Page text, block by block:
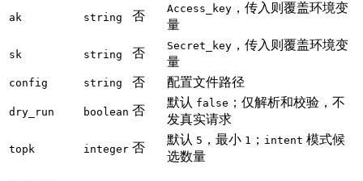
ak string 否
Access_key ，传入则覆盖环境变
量
sk string 否
Secret_key ，传入则覆盖环境变
量
config string 否 配置文件路径
dry_run boolean 否
默认 false ；仅解析和校验，不
发真实请求
topk integer 否
默认 5 ，最小 1 ； intent 模式候
选数量